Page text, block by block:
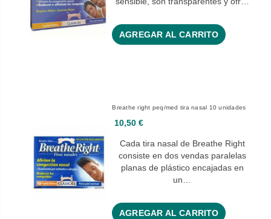
AGREGAR AL CARRITO
Breathe right peq/med tira nasal 10 unidades
10,50 €
Cada tira nasal de Breathe Right
consiste en dos vendas paralelas
planas de plástico encajadas en
un…
AGREGAR AL CARRITO